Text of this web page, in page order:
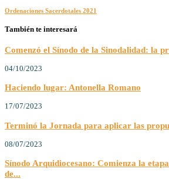
Ordenaciones Sacerdotales 2021
También te interesará
Comenzó el Sínodo de la Sinodalidad: la
04/10/2023
Haciendo lugar: Antonella Romano
17/07/2023
Terminó la Jornada para aplicar las
08/07/2023
Sínodo Arquidiocesano: Comienza la
de...